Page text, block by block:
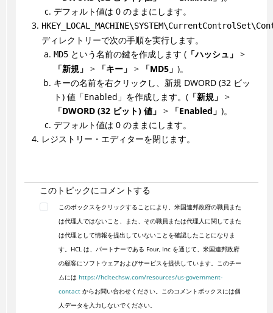
デフォルト値は 0 のままにします。
ディレクトリーで次の手順を実行します。
MD5という名前の鍵を作成します (「ハッシュ」 >
「新規」 > 「キー」 > 「MD5」 )。
キーの名前を右クリックし、新規 DWORD (32 ビッ
ト) 値「Enabled」を作成します。(「新規」 >
「DWORD (32 ビット) 値」 > 「Enabled」 )。
デフォルト値は 0 のままにします。
レジストリー・エディターを閉じます。
このトピックにコメントする
このボックスをクリックすることにより、米国連邦政府の職員また
は代理人ではないこと、また、その職員または代理人に関してまた
は代理として情報を提出していないことを確認したことになりま
す。HCL は、パートナーである Four, Inc を通じて、米国連邦政府
の顧客にソフトウェアおよびサービスを提供しています。このチー
ムには https://hcltechsw.com/resources/us-government-
contactからお問い合わせください。このコメントボックスには個
人データを入力しないでください。